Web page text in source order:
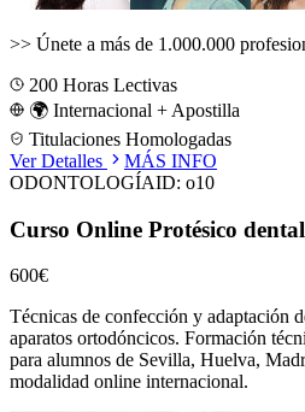
>> Únete a más de 1.000.000
200 Horas Lectivas
🌍 Internacional + Apostilla
Titulaciones Homologadas
Ver Detalles
MÁS INFO
ODONTOLOGÍAID: o10
Curso Online Protésico dental
600€
Técnicas de confección y adaptación
aparatos ortodóncicos. Formación
para alumnos de Sevilla, Huelva,
modalidad online internacional.